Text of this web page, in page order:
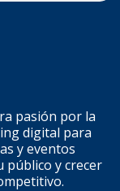
pasión por la
digital para
y eventos
público y crecer